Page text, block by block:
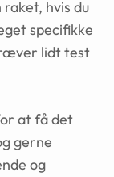
raket, hvis du
specifikke
lidt test
at få det
gerne
og